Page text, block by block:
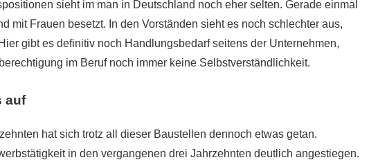
sieht im man in Deutschland noch eher selten. Gerade einmal
mit Frauen besetzt. In den Vorständen sieht es noch schlechter aus,
gibt es definitiv noch Handlungsbedarf seitens der Unternehmen,
im Beruf noch immer keine Selbstverständlichkeit.
auf
hat sich trotz all dieser Baustellen dennoch etwas getan.
in den vergangenen drei Jahrzehnten deutlich angestiegen.